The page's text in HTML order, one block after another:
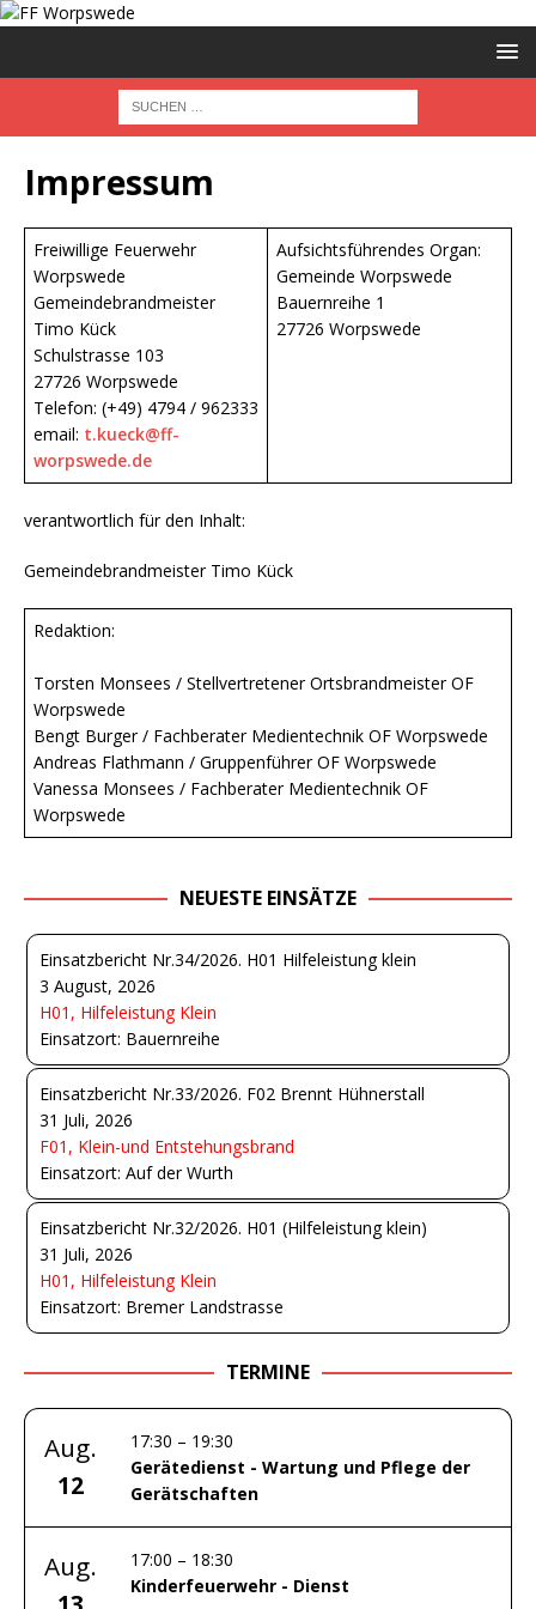
Impressum
Freiwillige Feuerwehr
Worpswede
Gemeindebrandmeister
Timo Kück
Schulstrasse 103
27726 Worpswede
Telefon: (+49) 4794 / 962333
email: t.kueck@ff-
worpswede.de
Aufsichtsführendes Organ:
Gemeinde Worpswede
Bauernreihe 1
27726 Worpswede
verantwortlich für den Inhalt:
Gemeindebrandmeister Timo Kück
Redaktion:
Torsten Monsees / Stellvertretener Ortsbrandmeister OF
Worpswede
Bengt Burger / Fachberater Medientechnik OF Worpswede
Andreas Flathmann / Gruppenführer OF Worpswede
Vanessa Monsees / Fachberater Medientechnik OF
Worpswede
NEUESTE EINSÄTZE
Einsatzbericht Nr.34/2026. H01 Hilfeleistung klein
3 August, 2026
H01, Hilfeleistung Klein
Einsatzort: Bauernreihe
Einsatzbericht Nr.33/2026. F02 Brennt Hühnerstall
31 Juli, 2026
F01, Klein-und Entstehungsbrand
Einsatzort: Auf der Wurth
Einsatzbericht Nr.32/2026. H01 (Hilfeleistung klein)
31 Juli, 2026
H01, Hilfeleistung Klein
Einsatzort: Bremer Landstrasse
TERMINE
Aug.
12
17:30 – 19:30
Gerätedienst - Wartung und Pflege der
Gerätschaften
Aug. 17:00 – 18:30
Kinderfeuerwehr - Dienst